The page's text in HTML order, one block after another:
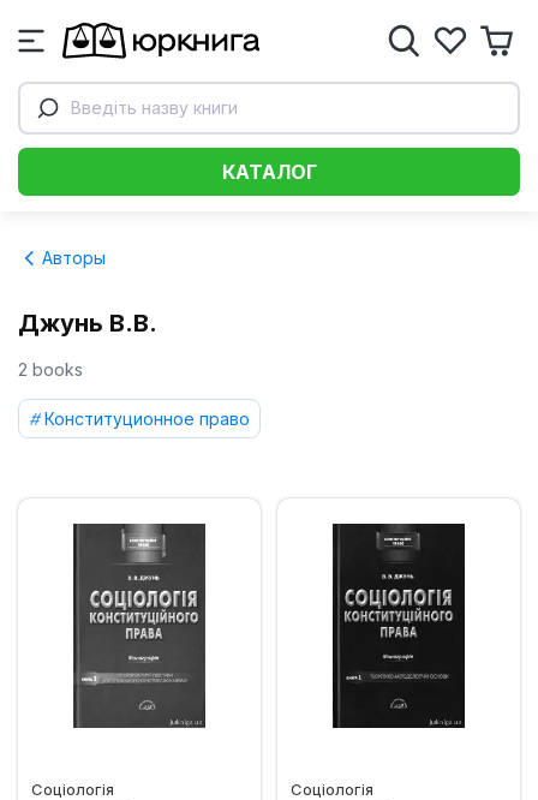
Введіть назву книги
КАТАЛОГ
Авторы
Джунь В.В.
2 books
Конституционное право
Соціологія
Соціологія